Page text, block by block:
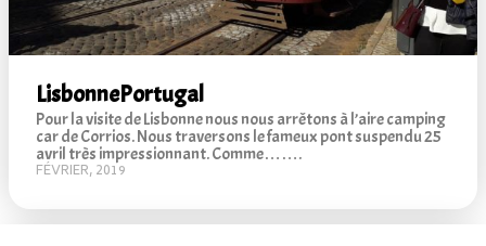
LisbonnePortugal
Pour la visite de Lisbonne nous nous arrêtons à l’aire camping
car de Corrios. Nous traversons le fameux pont suspendu 25
avril très impressionnant. Comme…….
FÉVRIER, 2019